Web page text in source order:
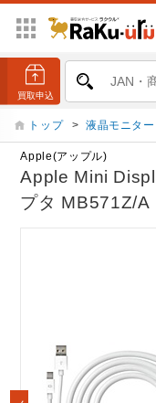
トップ > 液晶モニタ
Apple(アップル)
Apple Mini
プタ MB571Z/A